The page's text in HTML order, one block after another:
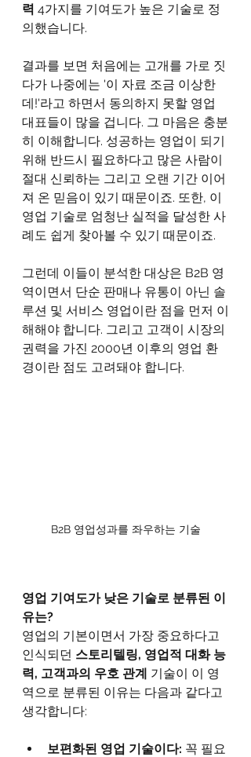
력 4가지를 기여도가 높은 기술로 정
의했습니다.
결과를 보면 처음에는 고개를 가로 짓
다가 나중에는 '이 자료 조금 이상한
데!'라고 하면서 동의하지 못할 영업
대표들이 많을 겁니다. 그 마음은 충분
히 이해합니다. 성공하는 영업이 되기
위해 반드시 필요하다고 많은 사람이
절대 신뢰하는 그리고 오랜 기간 이어
져 온 믿음이 있기 때문이죠. 또한, 이
영업 기술로 엄청난 실적을 달성한 사
례도 쉽게 찾아볼 수 있기 때문이죠.
그런데 이들이 분석한 대상은 B2B 영
역이면서 단순 판매나 유통이 아닌 솔
루션 및 서비스 영업이란 점을 먼저 이
해해야 합니다. 그리고 고객이 시장의
권력을 가진 2000년 이후의 영업 환
경이란 점도 고려돼야 합니다.
B2B 영업성과를 좌우하는 기술
영업 기여도가 낮은 기술로 분류된 이
유는?
영업의 기본이면서 가장 중요하다고
인식되던 스토리텔링, 영업적 대화 능
력, 고객과의 우호 관계 기술이 이 영
역으로 분류된 이유는 다음과 같다고
생각합니다:
보편화된 영업 기술이다: 꼭 필요